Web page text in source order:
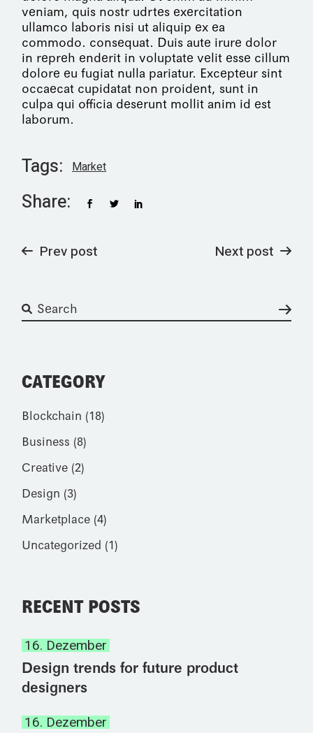
veniam, quis nostr udrtes exercitation
ullamco laboris nisi ut aliquip ex ea
commodo. consequat. Duis aute irure dolor
in repreh enderit in voluptate velit esse cillum
dolore eu fugiat nulla pariatur. Excepteur sint
occaecat cupidatat non proident, sunt in
culpa qui officia deserunt mollit anim id est
laborum.
Tags: Market
Share:
Prev post Next post
CATEGORY
Blockchain (18)
Business (8)
Creative (2)
Design (3)
Marketplace (4)
Uncategorized (1)
RECENT POSTS
16. Dezember
Design trends for future product
designers
16. Dezember